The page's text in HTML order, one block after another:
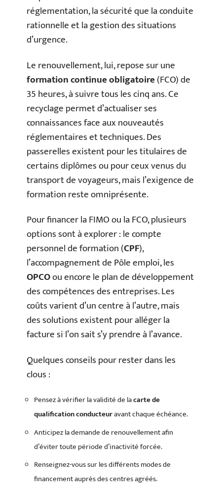
réglementation, la sécurité que la conduite
rationnelle et la gestion des situations
d’urgence.
Le renouvellement, lui, repose sur une
formation continue obligatoire(FCO) de
35 heures, à suivre tous les cinq ans. Ce
recyclage permet d’actualiser ses
connaissances face aux nouveautés
réglementaires et techniques. Des
passerelles existent pour les titulaires de
certains diplômes ou pour ceux venus du
transport de voyageurs, mais l’exigence de
formation reste omniprésente.
Pour financer la FIMO ou la FCO, plusieurs
options sont à explorer : le compte
personnel de formation (CPF),
l’accompagnement de Pôle emploi, les
OPCOou encore le plan de développement
des compétences des entreprises. Les
coûts varient d’un centre à l’autre, mais
des solutions existent pour alléger la
facture si l’on sait s’y prendre à l’avance.
Quelques conseils pour rester dans les
clous :
Pensez à vérifier la validité de lacarte de
qualification conducteuravant chaque échéance.
Anticipez la demande de renouvellement afin
d’éviter toute période d’inactivité forcée.
Renseignez-vous sur les différents modes de
financement auprès des centres agréés.